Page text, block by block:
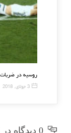
از کوپا دل ری حذف شد